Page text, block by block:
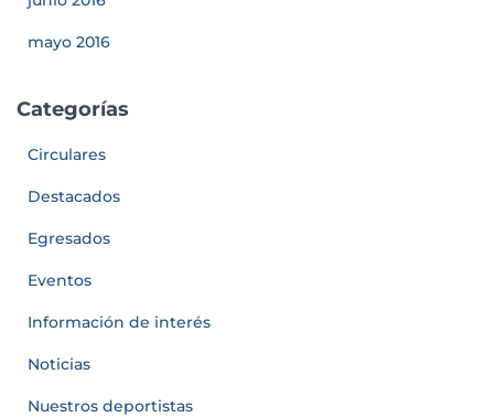
mayo 2016
Categorías
Circulares
Destacados
Egresados
Eventos
Información de interés
Noticias
Nuestros deportistas